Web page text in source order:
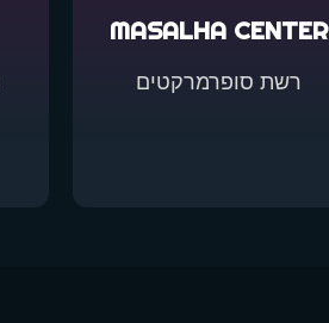
MASALHA CENTER
רשת סופרמרקטים